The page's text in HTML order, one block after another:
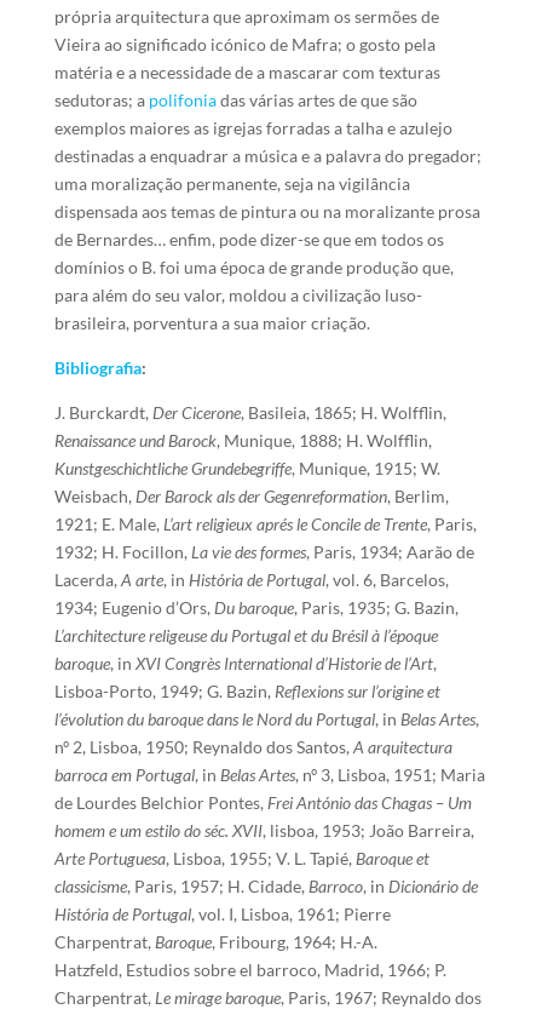
própria arquitectura que aproximam os sermões de
Vieira ao significado icónico de Mafra; o gosto pela
matéria e a necessidade de a mascarar com texturas
sedutoras; a polifoniadas várias artes de que são
exemplos maiores as igrejas forradas a talha e azulejo
destinadas a enquadrar a música e a palavra do pregador;
uma moralização permanente, seja na vigilância
dispensada aos temas de pintura ou na moralizante prosa
de Bernardes… enfim, pode dizer-se que em todos os
domínios o B. foi uma época de grande produção que,
para além do seu valor, moldou a civilização luso-
brasileira, porventura a sua maior criação.
Bibliografia:
J. Burckardt, Der Cicerone, Basileia, 1865; H. Wolfflin,
Renaissance und Barock, Munique, 1888; H. Wolfflin,
Kunstgeschichtliche Grundebegriffe, Munique, 1915; W.
Weisbach, Der Barock als der Gegenreformation, Berlim,
1921; E. Male, L’art religieux aprés le Concile de Trente, Paris,
1932; H. Focillon, La vie des formes, Paris, 1934; Aarão de
Lacerda, A arte, in História de Portugal, vol. 6, Barcelos,
1934; Eugenio d’Ors, Du baroque, Paris, 1935; G. Bazin,
L’architecture religeuse du Portugal et du Brésil à l’époque
baroque, in XVI Congrès International d’Historie de l’Art,
Lisboa-Porto, 1949; G. Bazin, Reflexions sur l’origine et
l’évolution du baroque dans le Nord du Portugal, in Belas Artes,
nº 2, Lisboa, 1950; Reynaldo dos Santos, A arquitectura
barroca em Portugal, in Belas Artes, nº 3, Lisboa, 1951; Maria
de Lourdes Belchior Pontes, Frei António das Chagas – Um
homem e um estilo do séc. XVII, lisboa, 1953; João Barreira,
Arte Portuguesa, Lisboa, 1955; V. L. Tapié, Baroque et
classicisme, Paris, 1957; H. Cidade, Barroco, in Dicionário de
História de Portugal, vol. I, Lisboa, 1961; Pierre
Charpentrat, Baroque, Fribourg, 1964; H.-A.
Hatzfeld, Estudios sobre el barroco, Madrid, 1966; P.
Charpentrat, Le mirage baroque, Paris, 1967; Reynaldo dos